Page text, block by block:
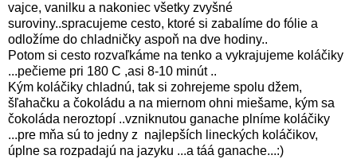
vajce, vanilku a nakoniec všetky zvyšné
suroviny..spracujeme cesto, ktoré si zabalíme do fólie a
odložíme do chladničky aspoň na dve hodiny..
Potom si cesto rozvaľkáme na tenko a vykrajujeme koláčiky
...pečieme pri 180 C ,asi 8-10 minút ..
Kým koláčiky chladnú, tak si zohrejeme spolu džem,
šľahačku a čokoládu a na miernom ohni miešame, kým sa
čokoláda neroztopí ..vzniknutou ganache plníme koláčiky
...pre mňa sú to jedny z najlepších lineckých koláčikov,
úplne sa rozpadajú na jazyku ...a táá ganache...:)